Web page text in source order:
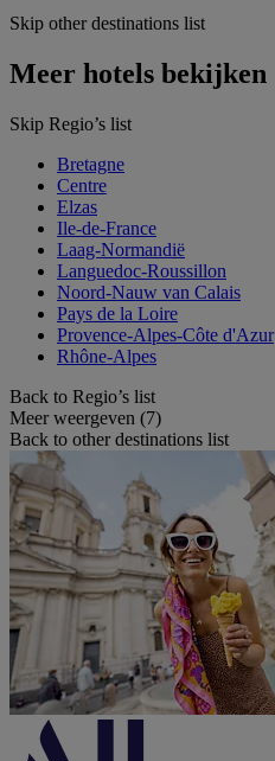
Skip other destinations list
Meer hotels bekijken
Skip Regio’s list
Bretagne
Centre
Elzas
Ile-de-France
Laag-Normandië
Languedoc-Roussillon
Noord-Nauw van Calais
Pays de la Loire
Provence-Alpes-Côte d'Azur
Rhône-Alpes
Back to Regio’s list
Meer weergeven (7)
Back to other destinations list